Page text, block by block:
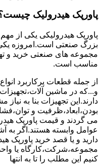
پاورپک هیدرولیک
پاورپک هیدرولیکی یکی از
بزرگ صنعتی است.امروزه
مجموعه های صنعتی خرید و
مناسب است.
از جمله قطعات پرکاربرد
و...که در ماشین
دارند.این تجهیزات بنا به
بودن،ابعاد،ظرفیت و
می گردند و قیمت پاورپک
عوامل وابسته هستند.اگر به
دارید و یا قصد خرید پاورپک
مجموعه،شرکت،کارگاه یا
کنیم این مطلب را تا به انتها